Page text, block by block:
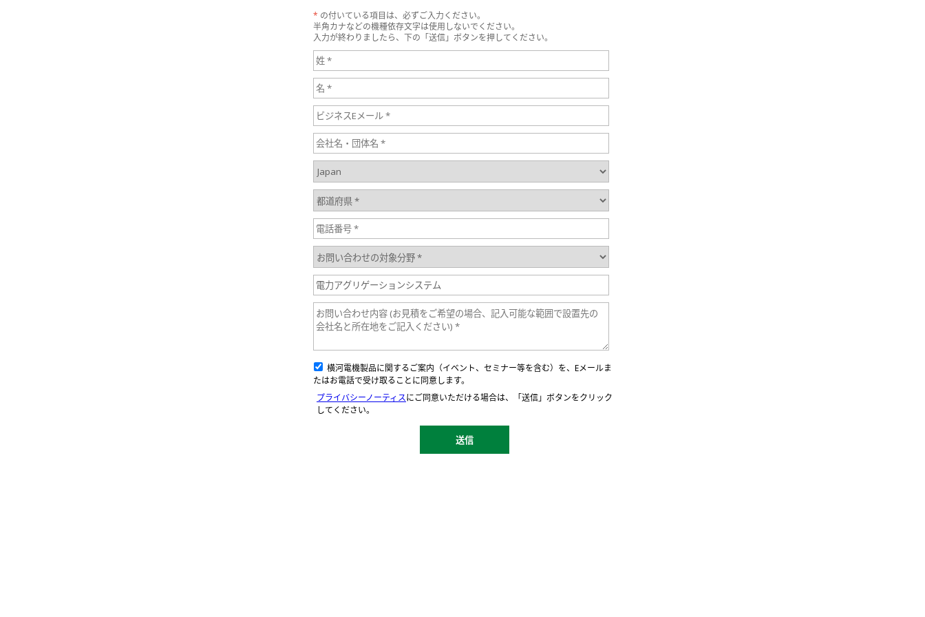
* の付いている項目は、必ずご入力ください。
半角カナなどの機種依存文字は使用しないでください。
入力が終わりましたら、下の「送信」ボタンを押してください。
横河電機製品に関するご案内（イベント、セミナー等を含む）を、Eメールま
たはお電話で受け取ることに同意します。
プライバシーノーティスにご同意いただける場合は、「送信」ボタンをクリック
してください。